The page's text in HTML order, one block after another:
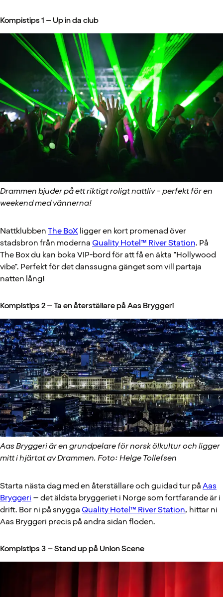
Kompistips 1 – Up in da club
Drammen bjuder på ett riktigt roligt nattliv - perfekt för en
weekend med vännerna!
NattklubbenThe BoXligger en kort promenad över
stadsbron från moderna Quality Hotel™ River Station. På
The Box du kan boka VIP-bord för att få en äkta "Hollywood
vibe". Perfekt för det danssugna gänget som vill partaja
natten lång!
Kompistips 2 – Ta en återställare på Aas Bryggeri
Aas Bryggeri är en grundpelare för norsk ölkultur och ligger
mitt i hjärtat av Drammen. Foto: Helge Tollefsen
Starta nästa dag med en återställare och guidad tur påAas
Bryggeri – det äldsta bryggeriet i Norge som fortfarande är i
drift. Bor ni på snygga Quality Hotel™ River Station, hittar ni
Aas Bryggeri precis på andra sidan floden.
Kompistips 3 – Stand up på Union Scene